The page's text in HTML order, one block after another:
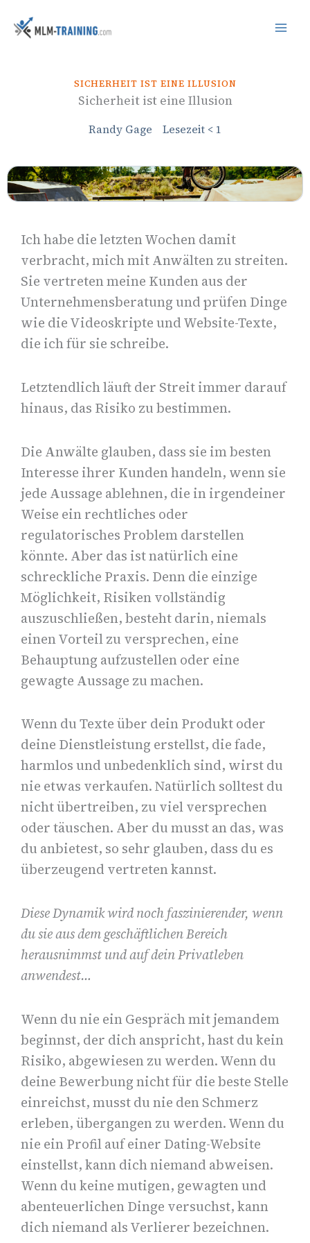
springen
Inhalt
SICHERHEIT IST EINE ILLUSION
Sicherheit ist eine Illusion
Randy Gage Lesezeit < 1
Ich habe die letzten Wochen damit
verbracht, mich mit Anwälten zu streiten.
Sie vertreten meine Kunden aus der
Unternehmensberatung und prüfen Dinge
wie die Videoskripte und Website-Texte,
die ich für sie schreibe.
Letztendlich läuft der Streit immer darauf
hinaus, das Risiko zu bestimmen.
Die Anwälte glauben, dass sie im besten
Interesse ihrer Kunden handeln, wenn sie
jede Aussage ablehnen, die in irgendeiner
Weise ein rechtliches oder
regulatorisches Problem darstellen
könnte. Aber das ist natürlich eine
schreckliche Praxis. Denn die einzige
Möglichkeit, Risiken vollständig
auszuschließen, besteht darin, niemals
einen Vorteil zu versprechen, eine
Behauptung aufzustellen oder eine
gewagte Aussage zu machen.
Wenn du Texte über dein Produkt oder
deine Dienstleistung erstellst, die fade,
harmlos und unbedenklich sind, wirst du
nie etwas verkaufen. Natürlich solltest du
nicht übertreiben, zu viel versprechen
oder täuschen. Aber du musst an das, was
du anbietest, so sehr glauben, dass du es
überzeugend vertreten kannst.
Diese Dynamik wird noch faszinierender, wenn
du sie aus dem geschäftlichen Bereich
herausnimmst und auf dein Privatleben
anwendest…
Wenn du nie ein Gespräch mit jemandem
beginnst, der dich anspricht, hast du kein
Risiko, abgewiesen zu werden. Wenn du
deine Bewerbung nicht für die beste Stelle
einreichst, musst du nie den Schmerz
erleben, übergangen zu werden. Wenn du
nie ein Profil auf einer Dating-Website
einstellst, kann dich niemand abweisen.
Wenn du keine mutigen, gewagten und
abenteuerlichen Dinge versuchst, kann
dich niemand als Verlierer bezeichnen.